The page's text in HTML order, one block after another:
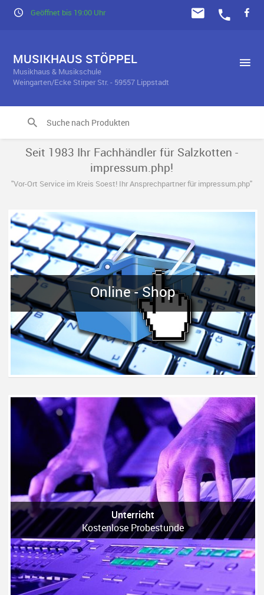
Geöffnet bis 19:00 Uhr
MUSIKHAUS STÖPPEL
Musikhaus & Musikschule
Weingarten/Ecke Stirper Str. - 59557 Lippstadt
Seit 1983 Ihr Fachhändler für Salzkotten -
impressum.php!
"Vor-Ort Service im Kreis Soest! Ihr Ansprechpartner für impressum.php"
Online - Shop
Unterricht
Kostenlose Probestunde